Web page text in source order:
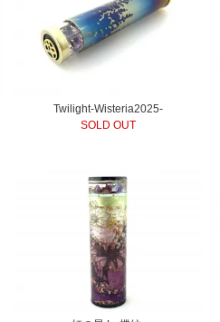
Twilight-Wisteria2025-
SOLD OUT